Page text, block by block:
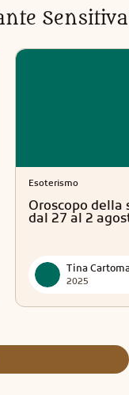
Sensitiva
Esoterismo
Oroscopo
dal 27 al 2
2025